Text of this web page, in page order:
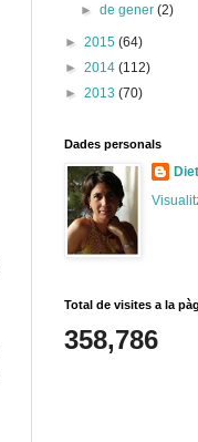
►de gener(2)
► 2015 (64)
► 2014 (112)
► 2013 (70)
Dades personals
Total de visites a la
358,786